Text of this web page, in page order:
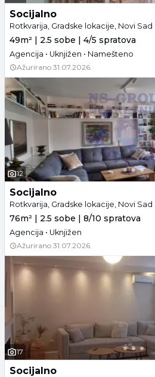
Socijalno
Rotkvarija, Gradske lokacije, Novi Sad
49m² | 2.5 sobe | 4/5 spratova
Agencija • Uknjižen • Namešteno
Ažurirano 31.07.2026.
12
Socijalno
Rotkvarija, Gradske lokacije, Novi Sad
76m² | 2.5 sobe | 8/10 spratova
Agencija • Uknjižen
Ažurirano 31.07.2026.
17
Socijalno